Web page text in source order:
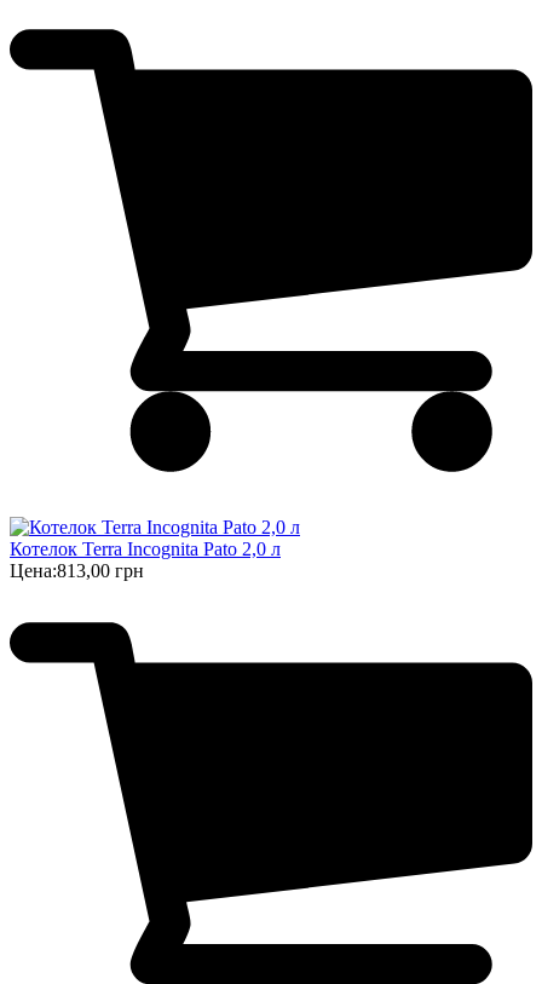
Котелок Terra Incognita Pato 2,0 л
Цена:813,00 грн